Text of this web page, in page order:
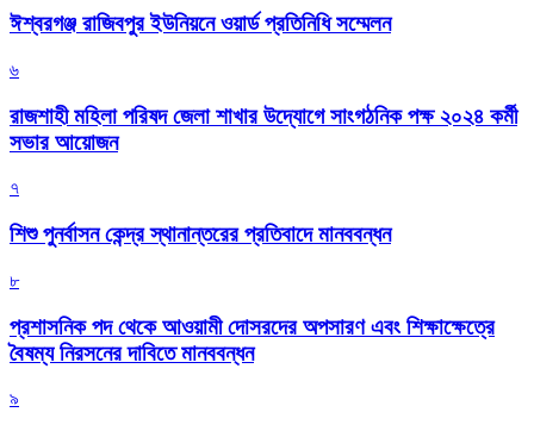
ঈশ্বরগঞ্জ রাজিবপুর ইউনিয়নে ওয়ার্ড প্রতিনিধি সম্মেলন
৬
রাজশাহী মহিলা পরিষদ জেলা শাখার উদ্যোগে সাংগঠনিক পক্ষ ২০২৪ কর্মী
সভার আয়োজন
৭
শিশু পুনর্বাসন কেন্দ্র স্থানান্তরের প্রতিবাদে মানববন্ধন
৮
প্রশাসনিক পদ থেকে আওয়ামী দোসরদের অপসারণ এবং শিক্ষাক্ষেত্রে
বৈষম্য নিরসনের দাবিতে মানববন্ধন
৯